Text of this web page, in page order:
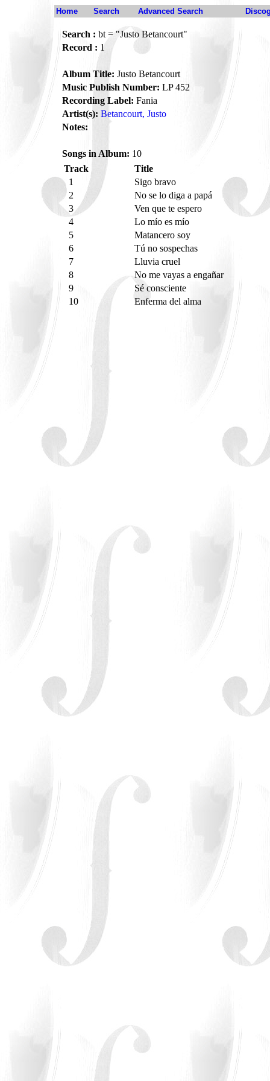
Home Search Advanced Search
Search : bt = "Justo Betancourt"
Record : 1
Album Title: Justo Betancourt
Music Publish Number: LP 452
Recording Label: Fania
Artist(s): Betancourt, Justo
Notes:
Songs in Album: 10
Track
Title
1
Sigo bravo
2
No se lo diga a papá
3
Ven que te espero
4
Lo mío es mío
5
Matancero soy
6
Tú no sospechas
7
Lluvia cruel
8
No me vayas a engañar
9
Sé consciente
10
Enferma del alma